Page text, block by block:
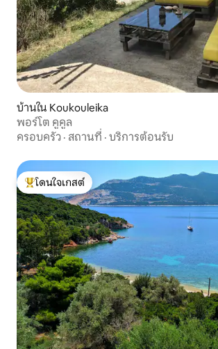
บ้านใน Koukouleika
พอร์โต คูคูล
ครอบครัว · สถานที่ · บริการต้อนรับ
โดนใจเกสต์ที่สุด
โดนใจเกสต์